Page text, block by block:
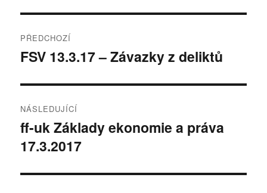
pro
PŘEDCHOZÍ
Předchozí
FSV 13.3.17 – Závazky z deliktů
NÁSLEDUJÍCÍ
Následující
příspěvek:
ff-uk Základy ekonomie a práva
17.3.2017